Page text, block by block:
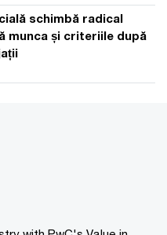
schimbă radical
munca și criteriile după